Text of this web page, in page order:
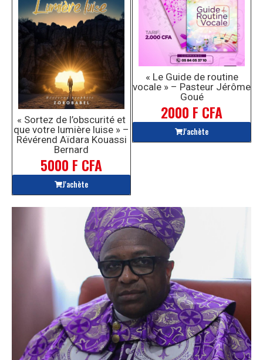
« Sortez de l’obscurité et
que votre lumière luise » –
Révérend Aïdara Kouassi
Bernard
5000 F CFA
J'achète
« Le Guide de routine
vocale » – Pasteur Jérôme
Goué
2000 F CFA
J'achète